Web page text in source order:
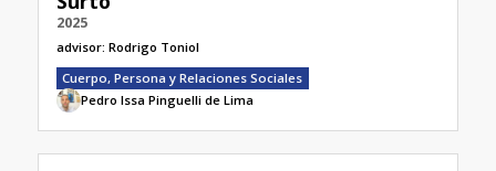
2025
advisor: Rodrigo Toniol
Cuerpo, Persona y Relaciones Sociales
Pedro Issa Pinguelli de Lima